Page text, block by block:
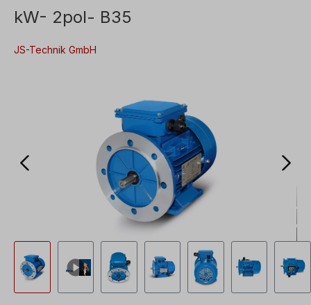
kW- 2pol- B35
JS-Technik GmbH